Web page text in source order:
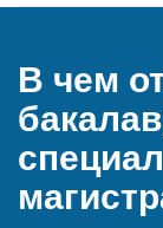
В чем